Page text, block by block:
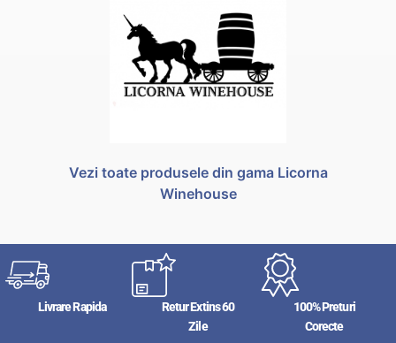
Vezi toate produsele din gama Licorna
Winehouse
Livrare Rapida
Retur Extins 60
Zile
100% Preturi
Corecte